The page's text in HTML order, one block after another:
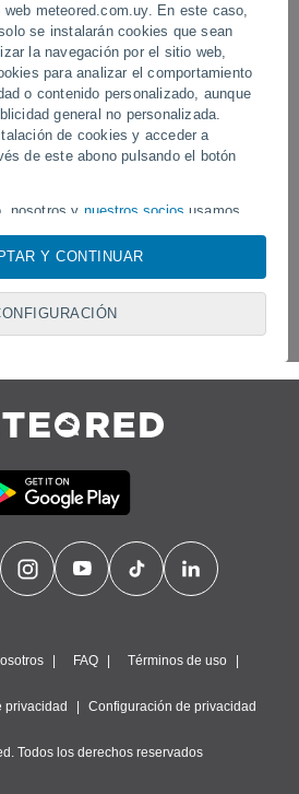
meteored.com.uy. En este caso,
se instalarán cookies que sean
la navegación por el sitio web,
para analizar el comportamiento
o contenido personalizado, aunque
general no personalizada.
de cookies y acceder a
de este abono pulsando el botón
nosotros y nuestros socios usamos
únicos o tecnologías similares para
datos personales como su
Es posible que algunos
personales en virtud de un
que puedes oponerte. Para ello,
haciendo clic en"Configurar"o
socios hacemos el siguiente
en un dispositivo y/o acceder a
para seleccionar anuncios
la publicidad personalizada, crear un
el contenido, uso de perfiles para la
personalizado, medir el rendimiento
procedentes de diferentes fuentes,
el contenido.
publicidad y contenido
Y CONTINUAR
fue
FAQ Términos de uso
privacidad Configuración de privacidad
Todos los derechos reservados